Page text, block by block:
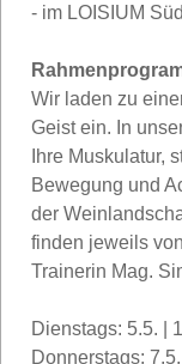
- im LOISIUM
Wir laden zu
Geist ein. In
Ihre Muskulatur,
Bewegung und
der
finden jeweils
Trainerin Mag.
Dienstags: 5.5. |
Donnerstags: